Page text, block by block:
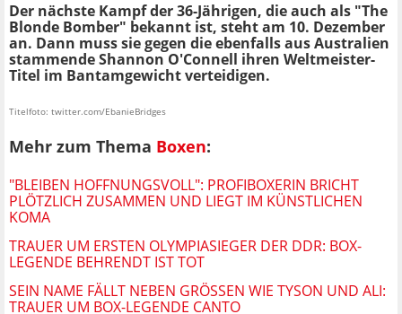
Der nächste Kampf der 36-Jährigen, die auch als "The
Blonde Bomber" bekannt ist, steht am 10. Dezember
an. Dann muss sie gegen die ebenfalls aus Australien
stammende Shannon O'Connell ihren Weltmeister-
Titel im Bantamgewicht verteidigen.
Titelfoto: twitter.com/EbanieBridges
Mehr zum Thema Boxen:
"BLEIBEN HOFFNUNGSVOLL": PROFIBOXERIN BRICHT
PLÖTZLICH ZUSAMMEN UND LIEGT IM KÜNSTLICHEN
KOMA
TRAUER UM ERSTEN OLYMPIASIEGER DER DDR: BOX-
LEGENDE BEHRENDT IST TOT
SEIN NAME FÄLLT NEBEN GRÖSSEN WIE TYSON UND ALI: T
RAUER UM BOX-LEGENDE CANTO